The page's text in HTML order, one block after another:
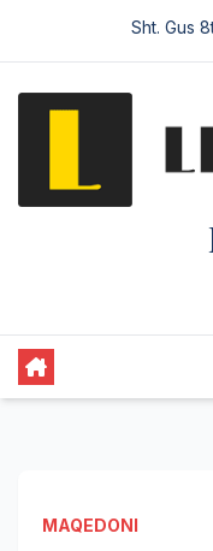
Sht. Gus
MAQEDONI